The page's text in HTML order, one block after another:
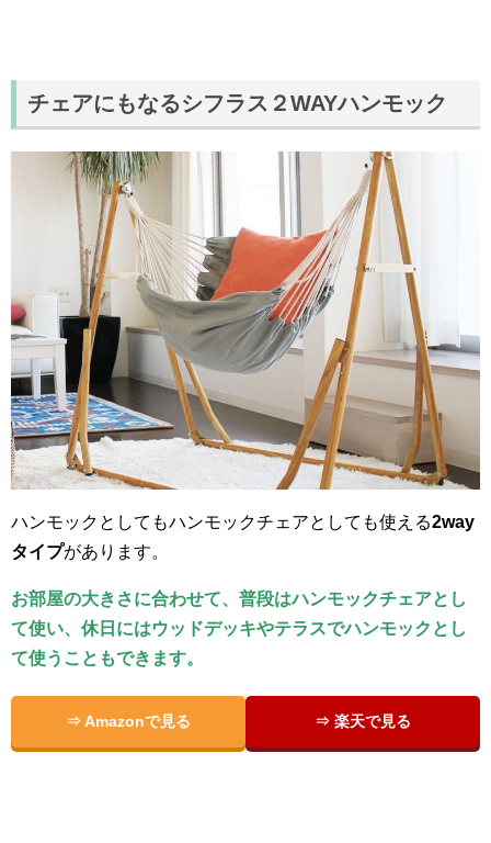
チェアにもなるシフラス２WAYハンモック
ハンモックとしてもハンモックチェアとしても使える2way
タイプがあります。
お部屋の大きさに合わせて、普段はハンモックチェアとし
て使い、休日にはウッドデッキやテラスでハンモックとし
て使うこともできます。
⇒ Amazonで見る ⇒ 楽天で見る